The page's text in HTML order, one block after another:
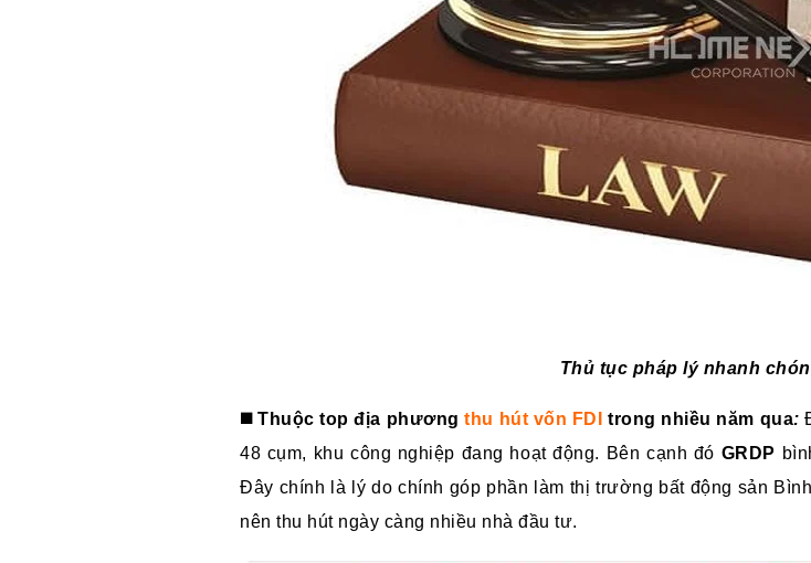
Thủ tục pháp lý nhanh
◼️ Thuộc top địa phươngthu hút vốn FDI trong nhiều năm qua:
48 cụm, khu công nghiệp đang hoạt động. Bên cạnh đó GRDP
Đây chính là lý do chính góp phần làm thị trường bất động sản
nên thu hút ngày càng nhiều nhà đầu tư.